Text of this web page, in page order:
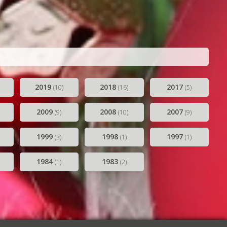
2019 (10) 2018(16) 2017(5)
2009(9) 2008(10) 2007(9)
1999(3) 1998 (1) 1997(1)
1984(1) 1983 (2)